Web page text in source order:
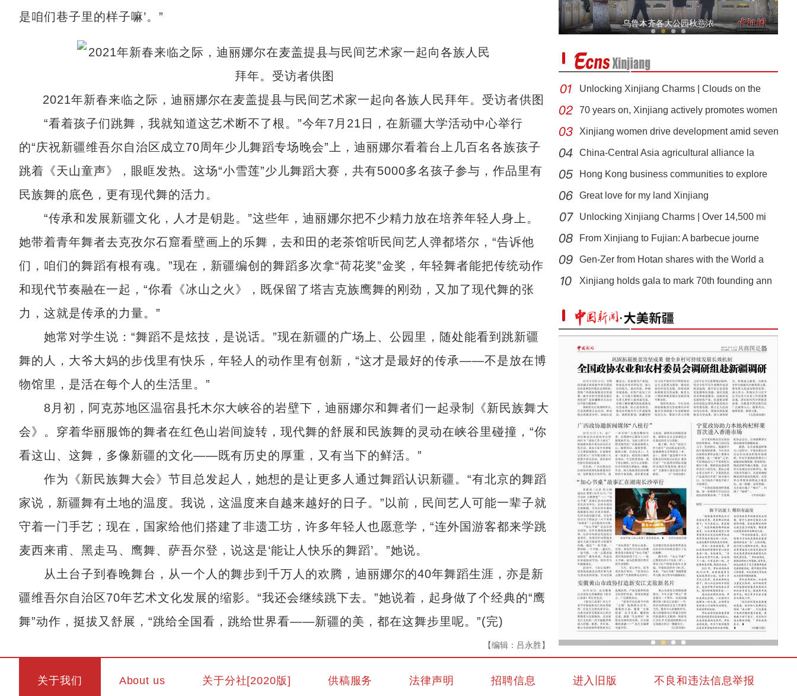
是咱们巷子里的样子嘛’。”
2021年新春来临之际，迪丽娜尔在麦盖提县与民间艺术家一起向各族人民拜年。受访者供图
“看着孩子们跳舞，我就知道这艺术断不了根。”今年7月21日，在新疆大学活动中心举行
的“庆祝新疆维吾尔自治区成立70周年少儿舞蹈专场晚会”上，迪丽娜尔看着台上几百名各族孩子
跳着《天山童声》，眼眶发热。这场“小雪莲”少儿舞蹈大赛，共有5000多名孩子参与，作品里有
民族舞的底色，更有现代舞的活力。
“传承和发展新疆文化，人才是钥匙。”这些年，迪丽娜尔把不少精力放在培养年轻人身上。
她带着青年舞者去克孜尔石窟看壁画上的乐舞，去和田的老茶馆听民间艺人弹都塔尔，“告诉他
们，咱们的舞蹈有根有魂。”现在，新疆编创的舞蹈多次拿“荷花奖”金奖，年轻舞者能把传统动作
和现代节奏融在一起，“你看《冰山之火》，既保留了塔吉克族鹰舞的刚劲，又加了现代舞的张
力，这就是传承的力量。”
她常对学生说：“舞蹈不是炫技，是说话。”现在新疆的广场上、公园里，随处能看到跳新疆
舞的人，大爷大妈的步伐里有快乐，年轻人的动作里有创新，“这才是最好的传承——不是放在博
物馆里，是活在每个人的生活里。”
8月初，阿克苏地区温宿县托木尔大峡谷的岩壁下，迪丽娜尔和舞者们一起录制《新民族舞大
会》。穿着华丽服饰的舞者在红色山岩间旋转，现代舞的舒展和民族舞的灵动在峡谷里碰撞，“你
看这山、这舞，多像新疆的文化——既有历史的厚重，又有当下的鲜活。”
作为《新民族舞大会》节目总发起人，她想的是让更多人通过舞蹈认识新疆。“有北京的舞蹈
家说，新疆舞有土地的温度。我说，这温度来自越来越好的日子。”以前，民间艺人可能一辈子就
守着一门手艺；现在，国家给他们搭建了非遗工坊，许多年轻人也愿意学，“连外国游客都来学跳
麦西来甫、黑走马、鹰舞、萨吾尔登，说这是‘能让人快乐的舞蹈’。”她说。
从土台子到春晚舞台，从一个人的舞步到千万人的欢腾，迪丽娜尔的40年舞蹈生涯，亦是新
疆维吾尔自治区70年艺术文化发展的缩影。“我还会继续跳下去。”她说着，起身做了个经典的“鹰
舞”动作，挺拔又舒展，“跳给全国看，跳给世界看——新疆的美，都在这舞步里呢。”(完)
【编辑：吕永胜】
一方印信何以证明西域属中华
读懂中国·阿克苏的甜蜜故事｜柯柯牙三代人的绿色接力
乌鲁木齐各大公园秋意浓
Unlocking Xinjiang Charms | Clouds on the
70 years on, Xinjiang actively promotes women
Xinjiang women drive development amid seven
d
China-Central Asia agricultural alliance la
Hong Kong business communities to explore
op
Great love for my land Xinjiang
Unlocking Xinjiang Charms | Over 14,500 mi
From Xinjiang to Fujian: A barbecue journe
Gen-Zer from Hotan shares with the World a
Xinjiang holds gala to mark 70th founding ann
上海文化周在喀什举办 诠释“沪喀一家亲” 全国政协农业和农村委员会调研组赴新疆调研
关于我们 About us 关于分社[2020版] 供稿服务 法律声明 招聘信息 进入旧版 不良和违法信息举报